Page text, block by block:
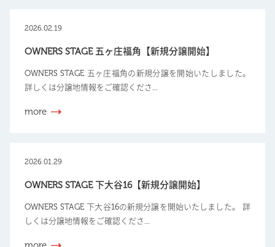
2026.02.19
OWNERS STAGE 五ヶ庄福角【新規分譲開始】
OWNERS STAGE 五ヶ庄福角の新規分譲を開始いたしました。
詳しくは分譲地情報をご確認くださ...
more
2026.01.29
OWNERS STAGE 下大谷16【新規分譲開始】
OWNERS STAGE 下大谷16の新規分譲を開始いたしました。 詳
しくは分譲地情報をご確認くださ...